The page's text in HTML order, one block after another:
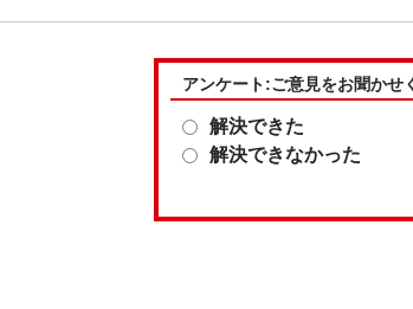
アンケート:ご意見をお聞かせ
解決できた
解決できなかった